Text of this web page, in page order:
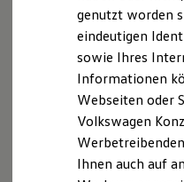
R Experience
Driving
Volkswagen
Lifestyle Shop
T-Roc
Golf
ID. Kollektion
R-Kollektion
Der T-Cross
Wendig, flexibel,
T‑Cross.
Mehr zum T-Cross
genutzt worden
eindeutigen
sowie Ihres
Informationen
Webseiten oder
Volkswagen
Ihnen auch auf